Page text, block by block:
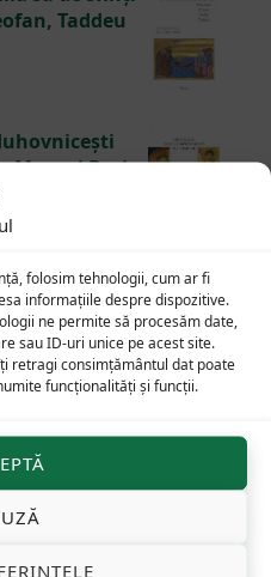
folosim tehnologii, cum ar fi
informațiile despre dispozitive.
ne permite să procesăm date,
sau ID-uri unice pe acest site.
retragi consimțământul dat poate
funcționalități și funcții.
Taddeu
Myra și Bari
în Sudul